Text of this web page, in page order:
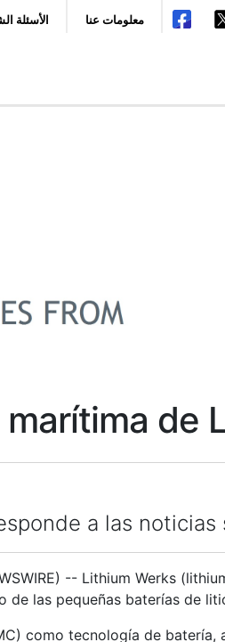
معلومات عنا الأسئلة
de
a las
-- Lithium Werks
las pequeñas baterías de
como tecnología de